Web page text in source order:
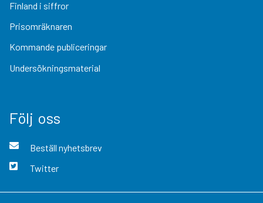
Finland i siffror
Prisomräknaren
Kommande publiceringar
Undersökningsmaterial
Följ oss
Beställ nyhetsbrev
Twitter